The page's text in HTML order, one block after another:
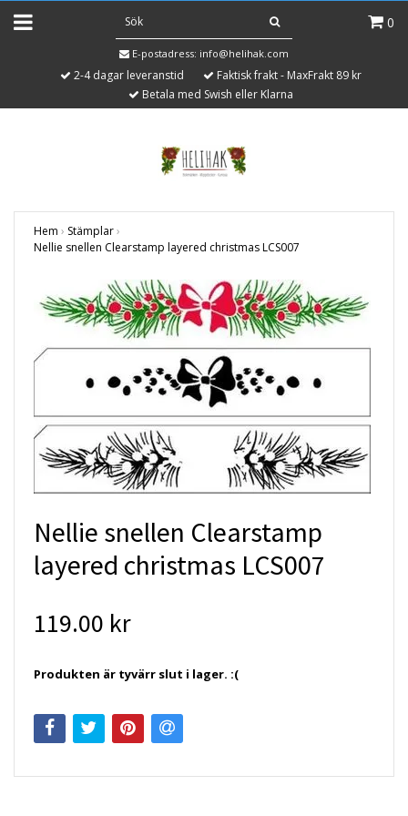
0
E-postadress: info@helihak.com
2-4 dagar leveranstid
Faktisk frakt - MaxFrakt 89 kr
Betala med Swish eller Klarna
Hem › Stämplar›
Nellie snellen Clearstamp layered christmas LCS007
Nellie snellen Clearstamp
layered christmas LCS007
119.00 kr
Produkten är tyvärr slut i lager. :(